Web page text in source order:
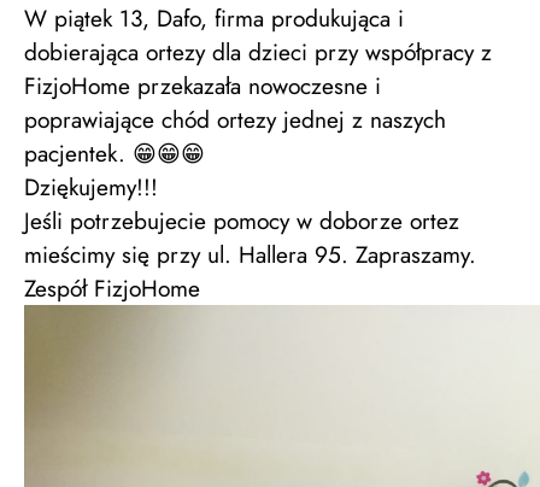
W piątek 13, Dafo, firma produkująca i
dobierająca ortezy dla dzieci przy współpracy z
FizjoHome przekazała nowoczesne i
poprawiające chód ortezy jednej z naszych
pacjentek. 😁😁😁
Dziękujemy!!!
Jeśli potrzebujecie pomocy w doborze ortez
mieścimy się przy ul. Hallera 95. Zapraszamy.
Zespół FizjoHome